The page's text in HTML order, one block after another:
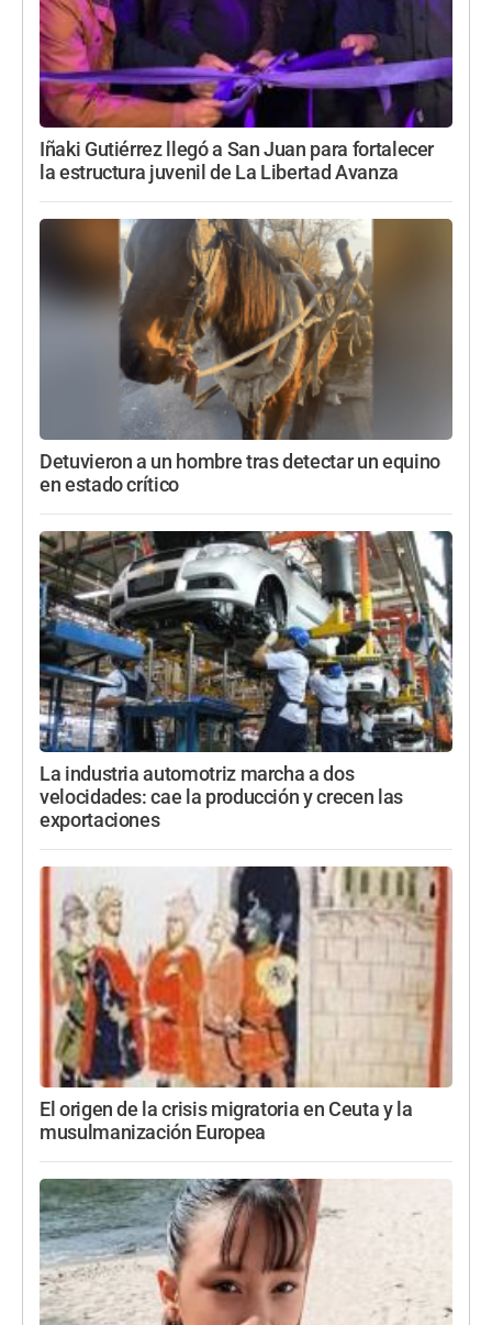
Iñaki Gutiérrez llegó a San Juan para fortalecer
la estructura juvenil de La Libertad Avanza
Detuvieron a un hombre tras detectar un equino
en estado crítico
La industria automotriz marcha a dos
velocidades: cae la producción y crecen las
exportaciones
El origen de la crisis migratoria en Ceuta y la
musulmanización Europea